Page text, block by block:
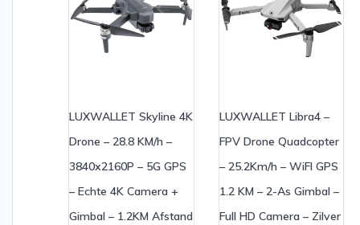
LUXWALLET Skyline 4K
Drone – 28.8 KM/h –
3840x2160P – 5G GPS
– Echte 4K Camera +
Gimbal – 1.2KM Afstand
LUXWALLET Libra4 –
FPV Drone Quadcopter
– 25.2Km/h – WiFI GPS
1.2 KM – 2-As Gimbal –
Full HD Camera – Zilver